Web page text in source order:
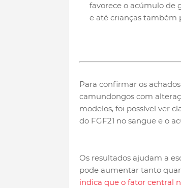
favorece o acúmulo de
e até crianças também
Para confirmar os
camundongos com
modelos, foi possível ver
do FGF21 no sangue e o
Os resultados ajudam a
pode aumentar tanto
indica que o fator central